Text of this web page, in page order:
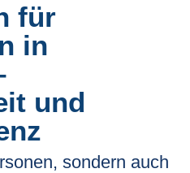
für
in
und
sondern auch